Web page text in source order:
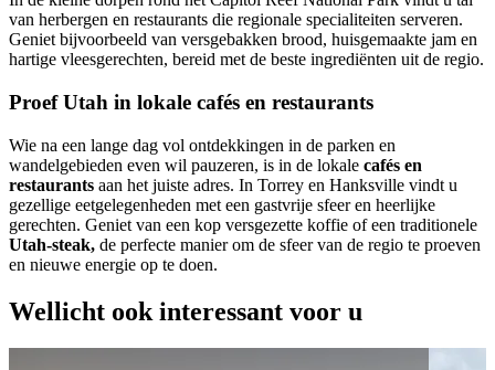
van herbergen en restaurants die regionale specialiteiten serveren.
Geniet bijvoorbeeld van versgebakken brood, huisgemaakte jam en
hartige vleesgerechten, bereid met de beste ingrediënten uit de regio.
Proef Utah in lokale cafés en restaurants
Wie na een lange dag vol ontdekkingen in de parken en
wandelgebieden even wil pauzeren, is in de lokale cafés en
restaurants aan het juiste adres. In Torrey en Hanksville vindt u
gezellige eetgelegenheden met een gastvrije sfeer en heerlijke
gerechten. Geniet van een kop versgezette koffie of een traditionele
Utah-steak, de perfecte manier om de sfeer van de regio te proeven
en nieuwe energie op te doen.
Wellicht ook interessant voor u